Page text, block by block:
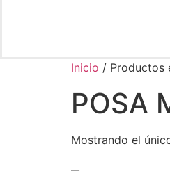
Inicio / Productos
POSA
Mostrando el